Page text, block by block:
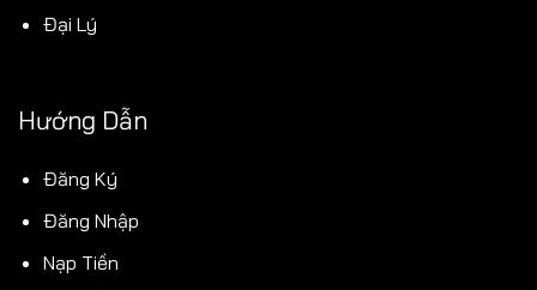
Đại Lý
Hướng Dẫn
Đăng Ký
Đăng Nhập
Nạp Tiền